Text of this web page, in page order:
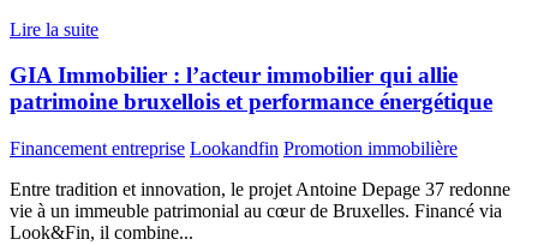
Lire la suite
GIA Immobilier : l’acteur immobilier qui allie
patrimoine bruxellois et performance énergétique
Financement entreprise Lookandfin Promotion immobilière
Entre tradition et innovation, le projet Antoine Depage 37 redonne
vie à un immeuble patrimonial au cœur de Bruxelles. Financé via
Look&Fin, il combine...